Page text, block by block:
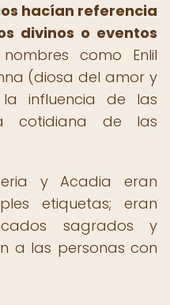
hacían referencia
divinos o eventos
como Enlil
(diosa del amor y
influencia de las
cotidiana de las
y Acadia eran
etiquetas; eran
sagrados y
a las personas con